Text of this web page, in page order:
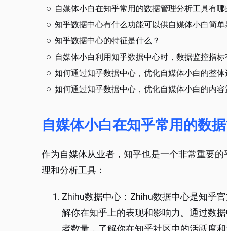
自媒体小白在知乎常用的数据管理分析工具有哪
知乎数据中心有什么功能可以供自媒体小白简
知乎数据中心的特征是什么？
自媒体小白利用知乎数据中心时，数据监控指
如何通过知乎数据中心，优化自媒体小白的整
如何通过知乎数据中心，优化自媒体小白的内容
自媒体小白在知乎常用的数
作为自媒体从业者，知乎也是一个非常重要
理和分析工具：
Zhihu数据中心：Zhihu数据中心是知乎
解你在知乎上的表现和影响力。通过数